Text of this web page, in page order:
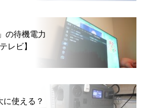
の待機電力
レビ】
使える？